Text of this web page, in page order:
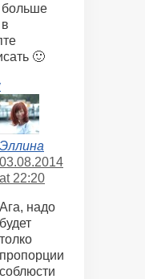
🙂
Эллина
03.08.2014
at 22:20
Ага, надо
будет
толко
пропорции
соблюсти